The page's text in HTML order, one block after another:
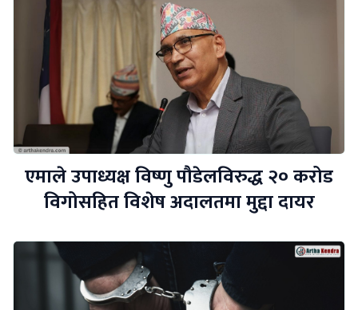
एमाले उपाध्यक्ष विष्णु पौडेलविरुद्ध २० करोड
विगोसहित विशेष अदालतमा मुद्दा दायर